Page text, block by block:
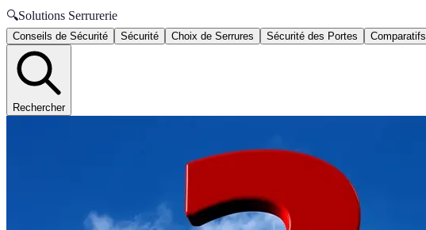
🔍Solutions Serrurerie
Conseils de Sécurité Sécurité Choix de Serrures Sécurité des Portes Comparatifs
Rechercher